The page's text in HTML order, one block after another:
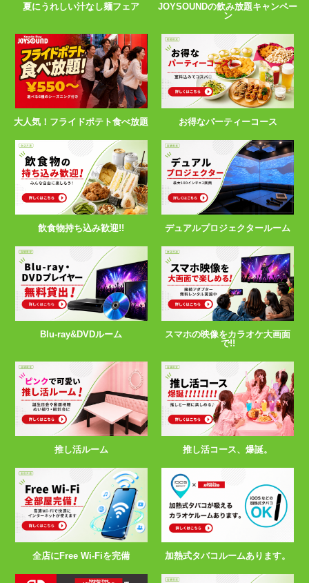
夏にうれしい汁なし麺フェア
JOYSOUNDの飲み放題キャンペー
ン
大人気！フライドポテト食べ放題 お得なパーティーコース
飲食物持ち込み歓迎!! デュアルプロジェクタールーム
Blu-ray&DVDルーム
スマホの映像をカラオケ大画面
で!!
推し活ルーム 推し活コース、爆誕。
全店にFree Wi-Fiを完備 加熱式タバコルームあります。